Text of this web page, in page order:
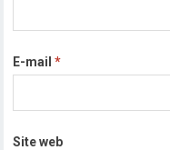
E-mail*
Site web